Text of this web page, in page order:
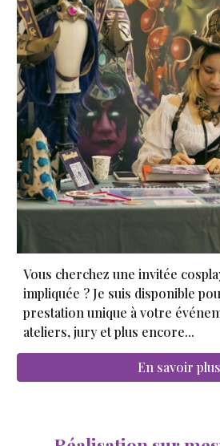
Vous cherchez une invitée
impliquée ? Je suis disponible
prestation unique à votre
ateliers, jury et plus encore...
En savoir plus